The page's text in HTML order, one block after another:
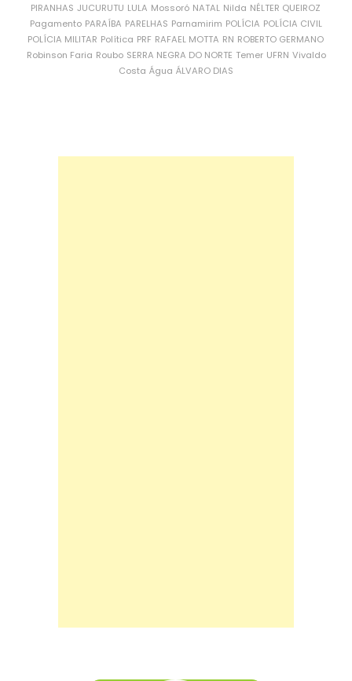
PIRANHAS JUCURUTU LULA Mossoró NATAL Nilda NÉLTER QUEIROZ
Pagamento PARAÍBA PARELHAS Parnamirim POLÍCIA POLÍCIA CIVIL
POLÍCIA MILITAR Política PRF RAFAEL MOTTA RN ROBERTO GERMANO
Robinson Faria Roubo SERRA NEGRA DO NORTE Temer UFRN Vivaldo
Costa Água ÁLVARO DIAS